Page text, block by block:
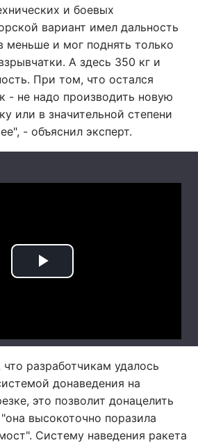
и боевых
вариант имел дальность
меньше и мог поднять только
А здесь 350 кг и
При том, что остался
- не надо производить новую
или в значительной степени
- объяснил эксперт.
разработчикам удалось
донаведения на
это позволит донацелить
высокоточно поразила
Систему наведения ракета